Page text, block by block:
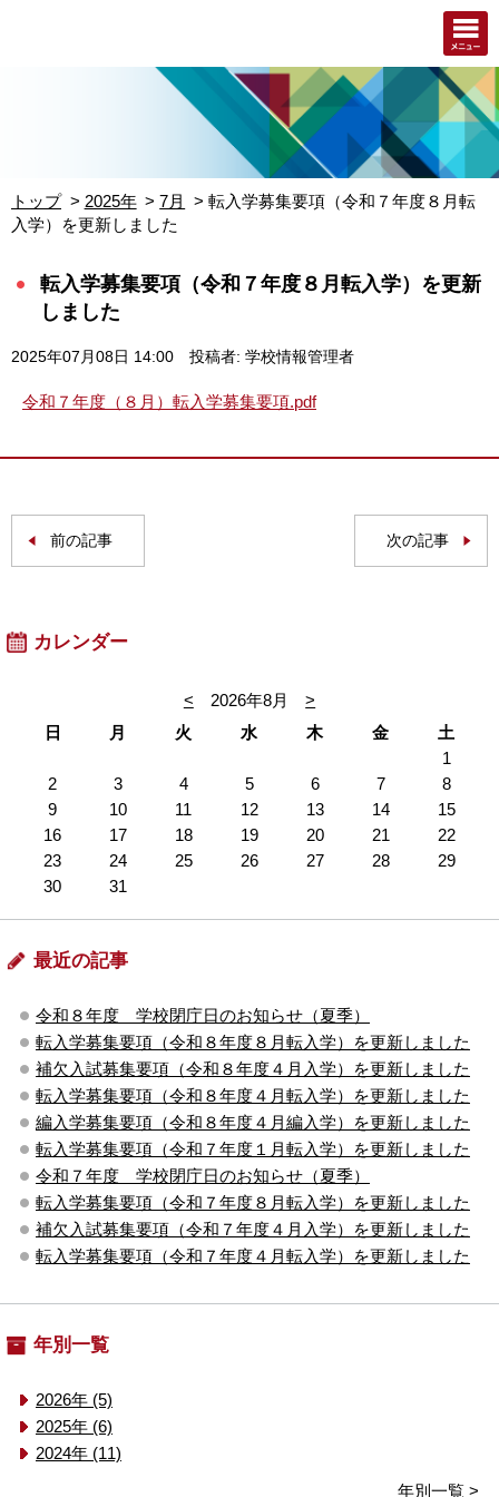
トップ 2025年 7月
転入学募集要項（令和７年度８月転
入学）を更新しました
転入学募集要項（令和７年度８月転入学）を更新
しました
2025年07月08日 14:00 投稿者: 学校情報管理者
令和７年度（８月）転入学募集要項.pdf
前の記事 次の記事
カレンダー
< 2026年8月
>
日
月 火 水 木 金
土
1
2
3 4 5 6 7
8
9
10 11 12 13 14
15
16
17 18 19 20 21
22
23
24 25 26 27 28
29
30
31
最近の記事
令和８年度 学校閉庁日のお知らせ（夏季）
転入学募集要項（令和８年度８月転入学）を更新しました
補欠入試募集要項（令和８年度４月入学）を更新しました
転入学募集要項（令和８年度４月転入学）を更新しました
編入学募集要項（令和８年度４月編入学）を更新しました
転入学募集要項（令和７年度１月転入学）を更新しました
令和７年度 学校閉庁日のお知らせ（夏季）
転入学募集要項（令和７年度８月転入学）を更新しました
補欠入試募集要項（令和７年度４月入学）を更新しました
転入学募集要項（令和７年度４月転入学）を更新しました
年別一覧
2026年 (5)
2025年 (6)
2024年 (11)
年別一覧 >